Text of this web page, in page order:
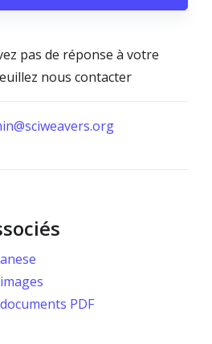
pas de réponse à votre
nous contacter
PDF